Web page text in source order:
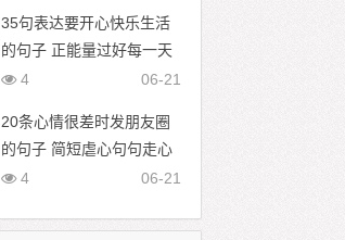
35句表达要开心快乐生活
的句子 正能量过好每一天
的文案
06-21
4
20条心情很差时发朋友圈
的句子 简短虐心句句走心
06-21
4